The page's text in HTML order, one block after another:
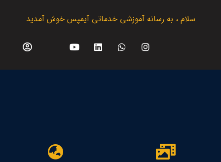
سلام ، به رسانه آموزشی خدماتی آیمپس خوش آمدید